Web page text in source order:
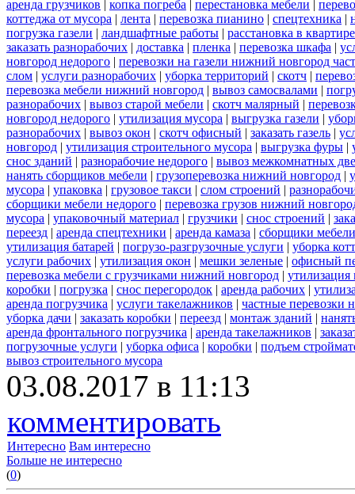
аренда грузчиков | копка погреба | перестановка мебели |
коттеджа от мусора | лента | перевозка пианино | спецтехника |
погрузка газели | ландшафтные работы | расстановка в квартире
заказать разнорабочих | доставка | пленка | перевозка шкафа |
новгород недорого | перевозки на газели нижний новгород
слом | услуги разнорабочих | уборка территорий | скотч |
перевозка мебели нижний новгород | вывоз самосвалами |
разнорабочих | вывоз старой мебели | скотч малярный |
новгород недорого | утилизация мусора | выгрузка газели |
разнорабочих | вывоз окон | скотч офисный | заказать газель |
новгород | утилизация строительного мусора | выгрузка фуры |
снос зданий | разнорабочие недорого | вывоз межкомнатных
нанять сборщиков мебели | грузоперевозка нижний новгород |
мусора | упаковка | грузовое такси | слом строений |
сборщики мебели недорого | перевозка грузов нижний
мусора | упаковочный материал | грузчики | снос строений |
переезд | аренда спецтехники | аренда камаза | сборщики
утилизация батарей | погрузо-разгрузочные услуги | уборка
услуги рабочих | утилизация окон | мешки зеленые | офисный
перевозка мебели с грузчиками нижний новгород |
коробки | погрузка | снос перегородок | аренда рабочих |
аренда погрузчика | услуги такелажников | частные перевозки
уборка дачи | заказать коробки | переезд | монтаж зданий |
аренда фронтального погрузчика | аренда такелажников |
погрузочные услуги | уборка офиса | коробки | подъем
вывоз строительного мусора
03.08.2017 в 11:13
комментировать
Интересно Вам интересно
Больше не интересно
(0)